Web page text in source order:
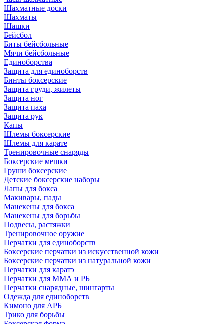
Шахматные доски
Шахматы
Шашки
Бейсбол
Биты бейсбольные
Мячи бейсбольные
Единоборства
Защита для единоборств
Бинты боксерские
Защита груди, жилеты
Защита ног
Защита паха
Защита рук
Капы
Шлемы боксерские
Шлемы для карате
Тренировочные снаряды
Боксерские мешки
Груши боксерские
Детские боксерские наборы
Лапы для бокса
Макивары, пады
Манекены для бокса
Манекены для борьбы
Подвесы, растяжки
Тренировочное оружие
Перчатки для единоборств
Боксерские перчатки из искусственной кожи
Боксерские перчатки из натуральной кожи
Перчатки для каратэ
Перчатки для ММА и РБ
Перчатки снарядные, шингарты
Одежда для единоборств
Кимоно для АРБ
Трико для борьбы